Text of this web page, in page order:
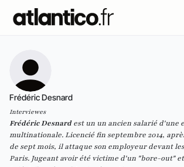
Frédéric Desnard
Interviewes
Frédéric Desnardest un un ancien salarié d'une
multinationale. Licencié fin septembre 2014,
de sept mois, il attaque son employeur devant
Paris. Jugeant avoir été victime d'un "bore-out"